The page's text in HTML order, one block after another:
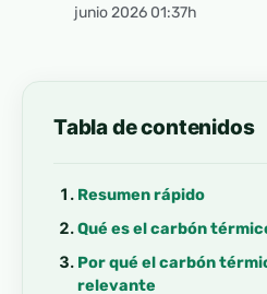
junio 2026 01:37h
Tabla de contenidos
Resumen rápido
Qué es el carbón
Por qué el carbón
relevante